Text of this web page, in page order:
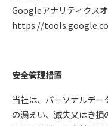
Googleアナリティクス
https://
安全管理措置
当社は、パーソナルデ
の漏えい、滅失又はき